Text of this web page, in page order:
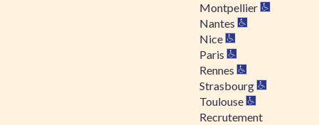
Montpellier
Nantes
Nice
Paris
Rennes
Strasbourg
Toulouse
Recrutement